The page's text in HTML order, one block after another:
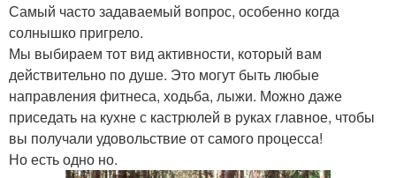
Самый часто задаваемый вопрос, особенно когда
солнышко пригрело.
Мы выбираем тот вид активности, который вам
действительно по душе. Это могут быть любые
направления фитнеса, ходьба, лыжи. Можно даже
приседать на кухне с кастрюлей в руках главное, чтобы
вы получали удовольствие от самого процесса!
Но есть одно но.